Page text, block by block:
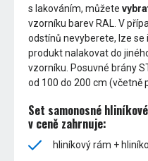
s lakováním, můžete
vzorníku barev RAL. V
odstínů nevyberete, lze
produkt nalakovat do
vzorníku. Posuvné brány
od 100 do 200 cm (včetně
Set samonosné
v ceně zahrnuje:
hliníkový rám +